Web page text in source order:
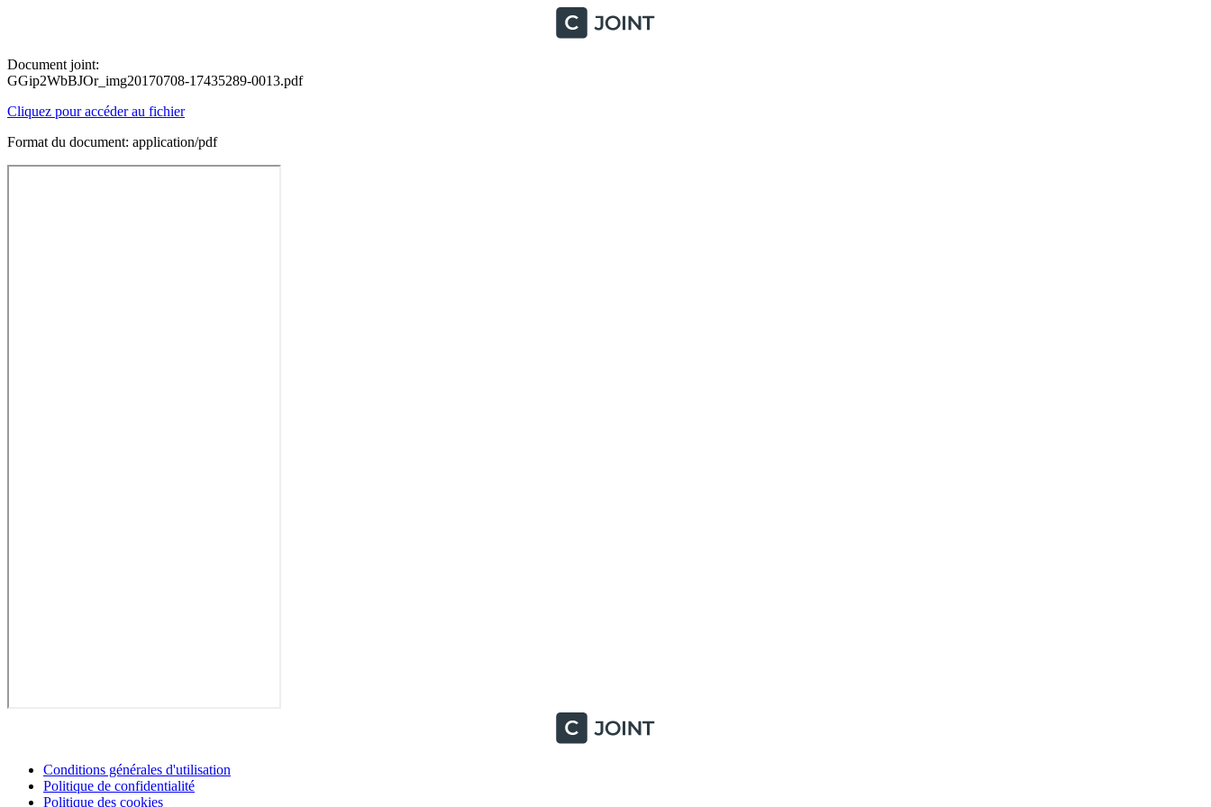
Document joint:
GGip2WbBJOr_img20170708-17435289-0013.pdf
Cliquez pour accéder au fichier
Format du document: application/pdf
Conditions générales d'utilisation
Politique de confidentialité
Politique des cookies